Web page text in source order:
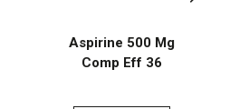
Aspirine 500 Mg
Comp Eff 36